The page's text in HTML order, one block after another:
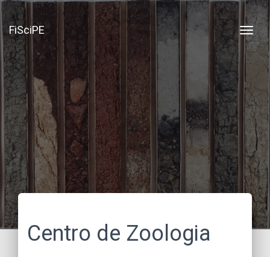
FiSciPE
Centro de Zoologia